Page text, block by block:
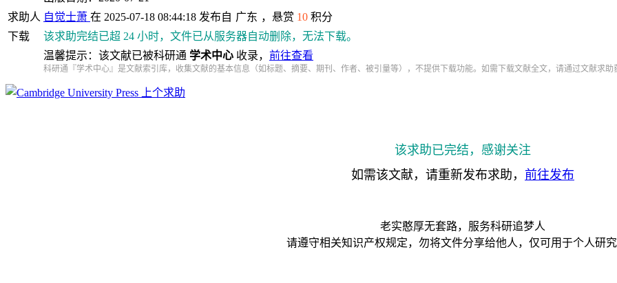
求助人 自觉士萧 在 2025-07-18 08:44:18 发布自 广东 ，悬赏 10 积分
下载
该求助完结已超 24 小时，文件已从服务器自动删除，无法下载。
温馨提示：该文献已被科研通 学术中心 收录， 前往查看
科研通『学术中心』是文献索引库，收集文献的基本信息（如标题、摘要、期刊、作者、被引量等），不提供下载功能。如需下载文献全文，请通过文献求助
上个求助
该求助已完结，感谢关注
如需该文献，请重新发布求助， 前往发布
老实憨厚无套路，服务科研追梦人
请遵守相关知识产权规定，勿将文件分享给他人，仅可用于个人研